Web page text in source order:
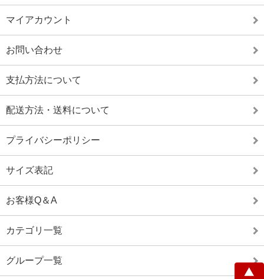
マイアカウント
お問い合わせ
支払方法について
配送方法・送料について
プライバシーポリシー
サイズ表記
お客様Q＆A
カテゴリ一覧
グループ一覧